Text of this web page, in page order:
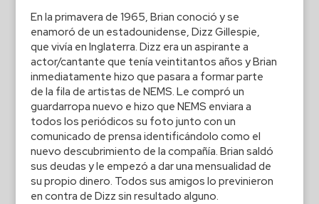
En la primavera de 1965, Brian conoció y se
enamoró de un estadounidense, Dizz Gillespie,
que vivía en Inglaterra. Dizz era un aspirante a
actor/cantante que tenía veintitantos años y Brian
inmediatamente hizo que pasara a formar parte
de la fila de artistas de NEMS. Le compró un
guardarropa nuevo e hizo que NEMS enviara a
todos los periódicos su foto junto con un
comunicado de prensa identificándolo como el
nuevo descubrimiento de la compañía. Brian saldó
sus deudas y le empezó a dar una mensualidad de
su propio dinero. Todos sus amigos lo previnieron
en contra de Dizz sin resultado alguno.